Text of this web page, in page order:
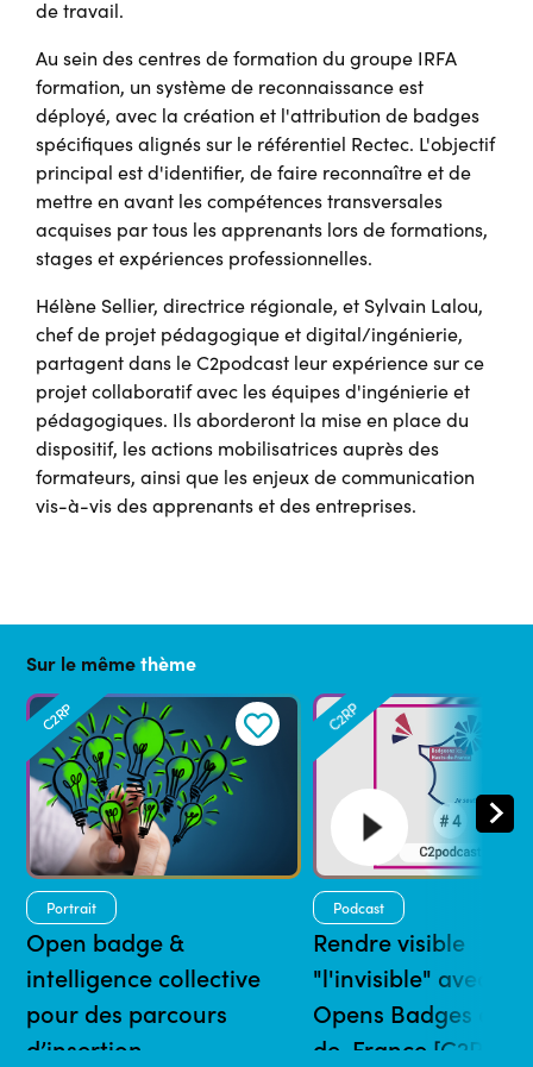
de travail.
Au sein des centres de formation du groupe IRFA
formation, un système de reconnaissance est
déployé, avec la création et l'attribution de badges
spécifiques alignés sur le référentiel Rectec. L'objectif
principal est d'identifier, de faire reconnaître et de
mettre en avant les compétences transversales
acquises par tous les apprenants lors de formations,
stages et expériences professionnelles.
Hélène Sellier, directrice régionale, et Sylvain Lalou,
chef de projet pédagogique et digital/ingénierie,
partagent dans le C2podcast leur expérience sur ce
projet collaboratif avec les équipes d'ingénierie et
pédagogiques. Ils aborderont la mise en place du
dispositif, les actions mobilisatrices auprès des
formateurs, ainsi que les enjeux de communication
vis-à-vis des apprenants et des entreprises.
Sur le mêmethème
C2RP
Portrait
Open badge &
intelligence collective
pour des parcours
d’insertion
C2RP
Podcast
Rendre visible
"l'invisible" avec les
Opens Badges en
de-France [C2RP]